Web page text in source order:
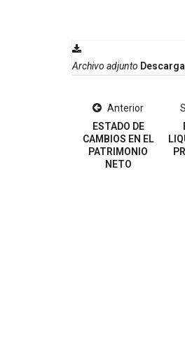
Archivo adjunto
Anterior
ESTADO DE
CAMBIOS EN EL
PATRIMONIO
NETO